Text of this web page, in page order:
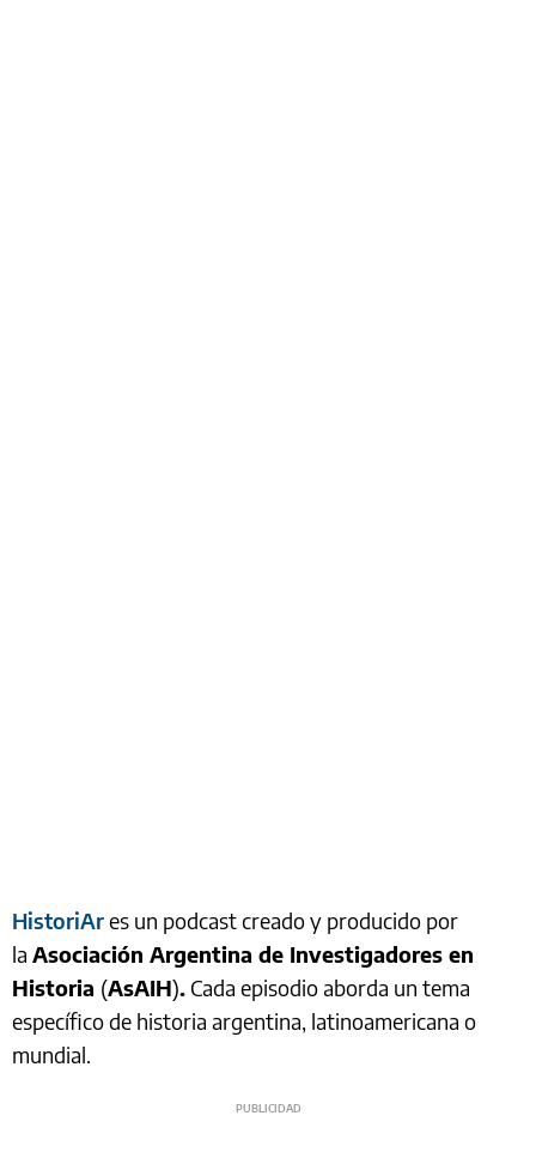
HistoriAres un podcast creado y producido por
la Asociación Argentina de Investigadores en
Historia (AsAIH). Cada episodio aborda un tema
específico de historia argentina, latinoamericana o
mundial.